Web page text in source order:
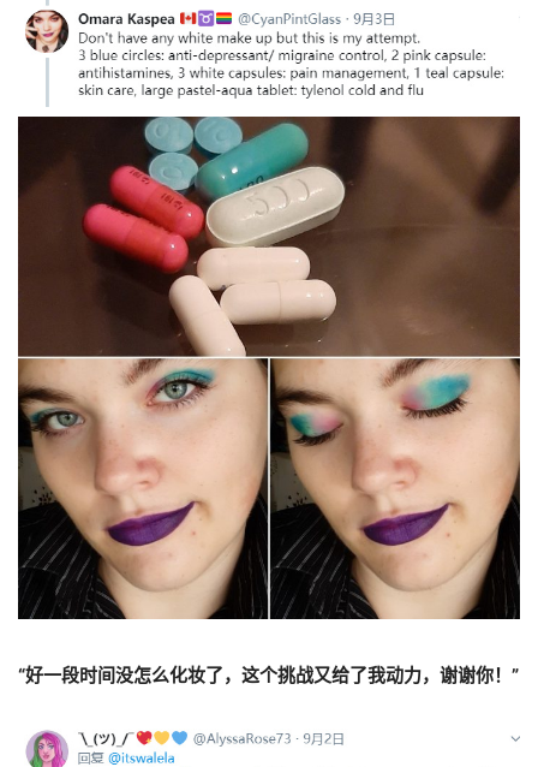
“好一段时间没怎么化妆了，这个挑战又给了我动力，谢谢你！”